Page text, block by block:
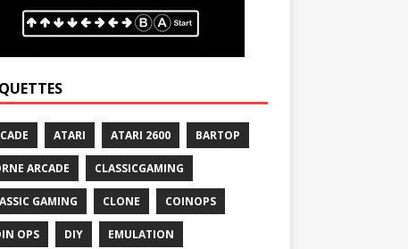
ATARI ATARI 2600 BARTOP
ARCADE CLASSICGAMING
GAMING CLONE COINOPS
OPS DIY EMULATION